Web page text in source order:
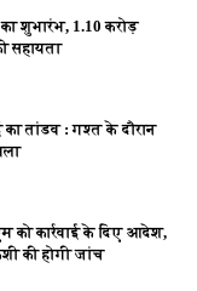
शुभारंभ, 1.10 करोड़
सहायता
तांडव : गश्त के दौरान
को कार्रवाई के दिए आदेश,
की होगी जांच